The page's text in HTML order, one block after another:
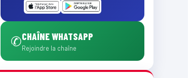
✆CHAÎNE WHATSAPP
Rejoindre la chaîne